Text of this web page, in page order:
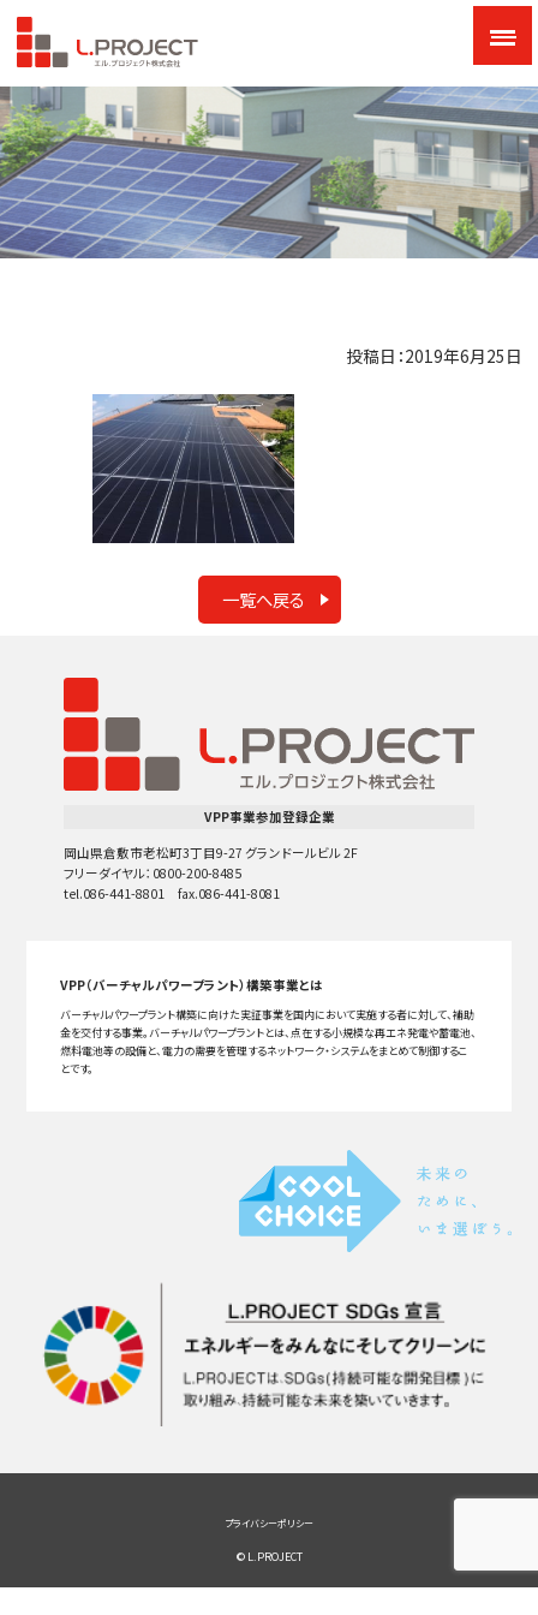
投稿日：2019年6月25日
一覧へ戻る
VPP事業参加登録企業
岡山県倉敷市老松町3丁目9-27 グランドールビル 2F
フリーダイヤル：0800-200-8485
tel.086-441-8801 fax.086-441-8081
VPP（バーチャルパワープラント）構築事業とは
バーチャルパワープラント構築に向けた実証事業を国内において実施する者に対して、補助
金を交付する事業。バーチャルパワープラントとは、点在する小規模な再エネ発電や蓄電池、
燃料電池等の設備と、電力の需要を管理するネットワーク・システムをまとめて制御するこ
とです。
プライバシーポリシー
© L.PROJECT